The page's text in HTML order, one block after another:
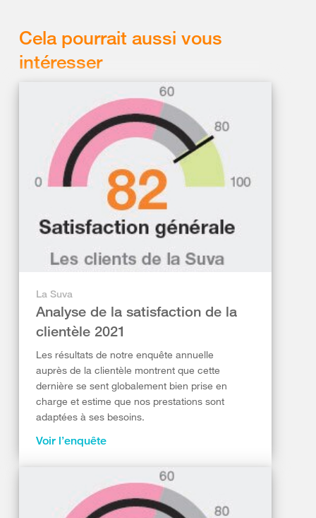
Cela pourrait aussi vous
intéresser
La Suva
Analyse de la satisfaction de la
clientèle 2021
Les résultats de notre enquête annuelle
auprès de la clientèle montrent que cette
dernière se sent globalement bien prise en
charge et estime que nos prestations sont
adaptées à ses besoins.
Voir l’enquête